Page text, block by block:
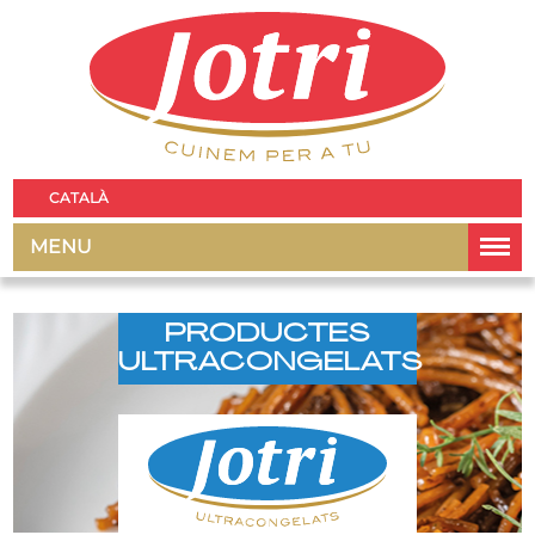
CATALÀ
MENU
PRODUCTES
ULTRACONGELATS